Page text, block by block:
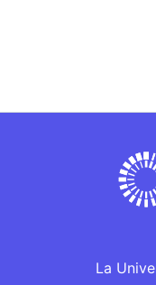
La